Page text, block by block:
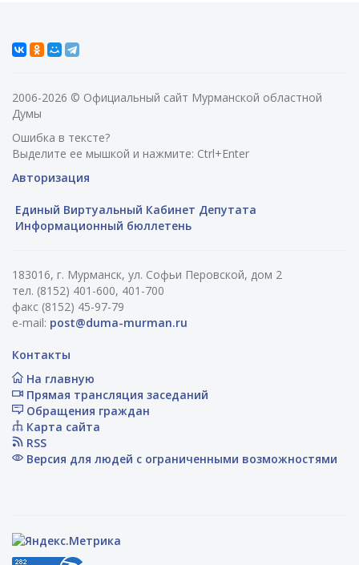
2006-2026 © Официальный сайт Мурманской областной
Думы
Ошибка в тексте?
Выделите ее мышкой и нажмите: Ctrl+Enter
Авторизация
Единый Виртуальный Кабинет Депутата
Информационный бюллетень
183016, г. Мурманск, ул. Софьи Перовской, дом 2
тел. (8152) 401-600, 401-700
факс (8152) 45-97-79
e-mail: post@duma-murman.ru
Контакты
На главную
Прямая трансляция заседаний
Обращения граждан
Карта сайта
RSS
Версия для людей с ограниченными возможностями